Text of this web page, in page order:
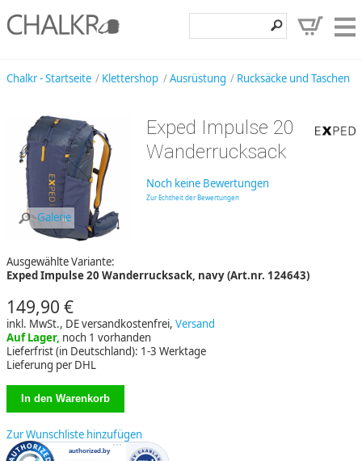
Klettershop
Entdecken
Chalkr - Startseite Klettershop Ausrüstung Rucksäcke und Taschen
Galerie
Exped Impulse 20
Wanderrucksack
Noch keine Bewertungen
Zur Echtheit der Bewertungen
Ausgewählte Variante:
Exped Impulse 20 Wanderrucksack, navy (Art.nr. 124643)
149,90 €
inkl. MwSt., DE versandkostenfrei, Versand
Auf Lager, noch 1 vorhanden
Lieferfrist (in Deutschland): 1-3 Werktage
Lieferung per DHL
Zur Wunschliste hinzufügen